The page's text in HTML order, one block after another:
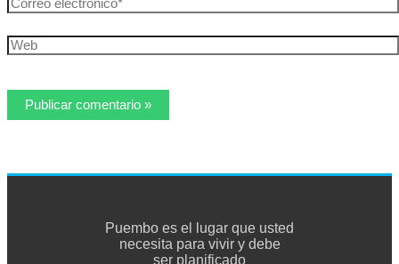
electrónico*
Web
Puembo es el lugar que usted
necesita para vivir y debe
ser planificado